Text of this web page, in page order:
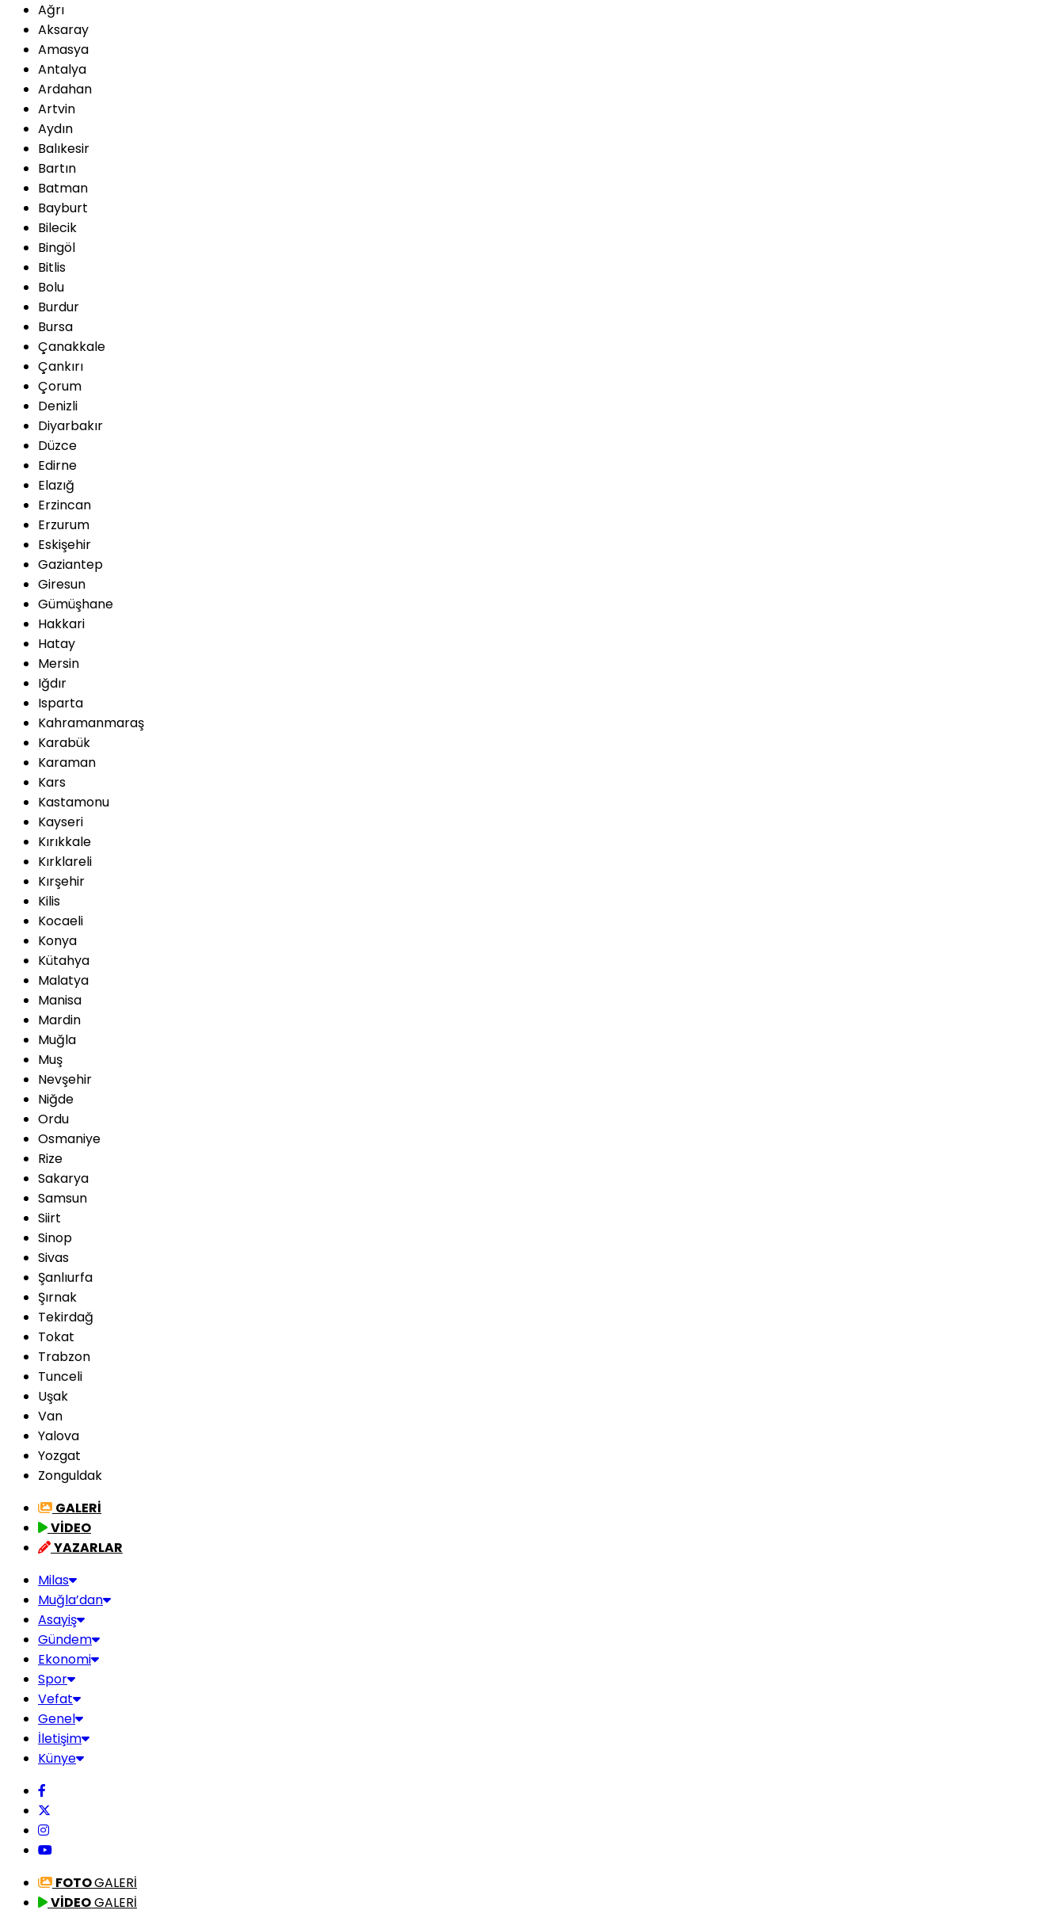
Ağrı
Aksaray
Amasya
Antalya
Ardahan
Artvin
Aydın
Balıkesir
Bartın
Batman
Bayburt
Bilecik
Bingöl
Bitlis
Bolu
Burdur
Bursa
Çanakkale
Çankırı
Çorum
Denizli
Diyarbakır
Düzce
Edirne
Elazığ
Erzincan
Erzurum
Eskişehir
Gaziantep
Giresun
Gümüşhane
Hakkari
Hatay
Mersin
Iğdır
Isparta
Kahramanmaraş
Karabük
Karaman
Kars
Kastamonu
Kayseri
Kırıkkale
Kırklareli
Kırşehir
Kilis
Kocaeli
Konya
Kütahya
Malatya
Manisa
Mardin
Muğla
Muş
Nevşehir
Niğde
Ordu
Osmaniye
Rize
Sakarya
Samsun
Siirt
Sinop
Sivas
Şanlıurfa
Şırnak
Tekirdağ
Tokat
Trabzon
Tunceli
Uşak
Van
Yalova
Yozgat
Zonguldak
GALERİ
VİDEO
YAZARLAR
Milas
Muğla’dan
Asayiş
Gündem
Ekonomi
Spor
Vefat
Genel
İletişim
Künye
FOTOGALERİ
VİDEOGALERİ